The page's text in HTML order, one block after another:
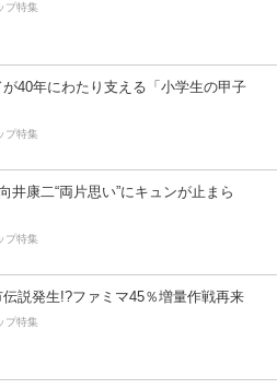
プ特集
40年にわたり支える「小学生の甲子
プ特集
井康二“両片思い”にキュンが止まら
プ特集
説発生!?ファミマ45％増量作戦再来
プ特集